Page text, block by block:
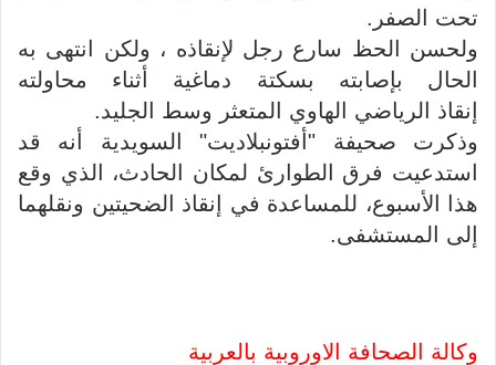
تحت الصفر.
ولحسن الحظ سارع رجل لإنقاذه ، ولكن انتهى به
الحال بإصابته بسكتة دماغية أثناء محاولته
إنقاذ الرياضي الهاوي المتعثر وسط الجليد.
وذكرت صحيفة "أفتونبلاديت" السويدية أنه قد
استدعيت فرق الطوارئ لمكان الحادث، الذي وقع
هذا الأسبوع، للمساعدة في إنقاذ الضحيتين ونقلهما
إلى المستشفى.
وكالة الصحافة الاوروبية بالعربية